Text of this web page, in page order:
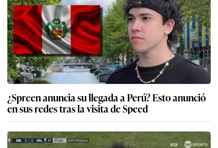
¿Spreen anuncia su llegada a Perú? Esto anunció
en sus redes tras la visita de Speed